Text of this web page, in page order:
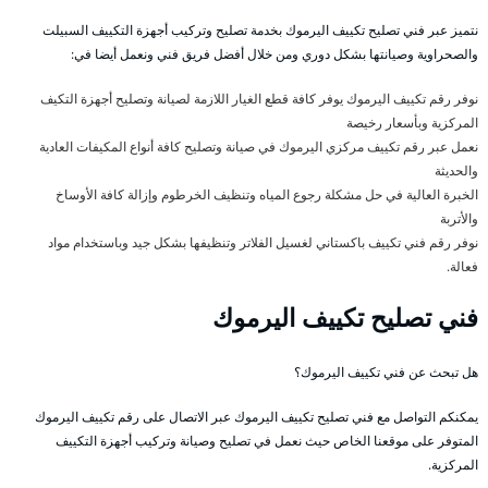
نتميز عبر فني تصليح تكييف اليرموك بخدمة تصليح وتركيب أجهزة التكييف السبيلت
والصحراوية وصيانتها بشكل دوري ومن خلال أفضل فريق فني ونعمل أيضا في:
نوفر رقم تكييف اليرموك يوفر كافة قطع الغيار اللازمة لصيانة وتصليح أجهزة التكيف
المركزية وبأسعار رخيصة
نعمل عبر رقم تكييف مركزي اليرموك في صيانة وتصليح كافة أنواع المكيفات العادية
والحديثة
الخبرة العالية في حل مشكلة رجوع المياه وتنظيف الخرطوم وإزالة كافة الأوساخ
والأتربة
نوفر رقم فني تكييف باكستاني لغسيل الفلاتر وتنظيفها بشكل جيد وباستخدام مواد
فعالة.
فني تصليح تكييف اليرموك
هل تبحث عن فني تكييف اليرموك؟
يمكنكم التواصل مع فني تصليح تكييف اليرموك عبر الاتصال على رقم تكييف اليرموك
المتوفر على موقعنا الخاص حيث نعمل في تصليح وصيانة وتركيب أجهزة التكييف
المركزية.